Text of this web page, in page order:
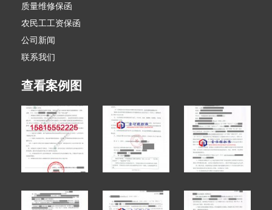
质量维修保函
农民工工资保函
公司新闻
联系我们
查看案例图